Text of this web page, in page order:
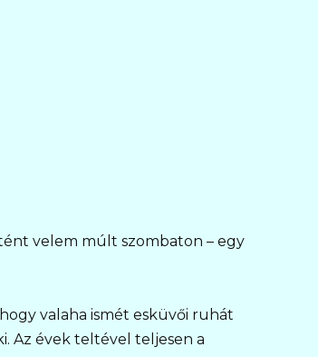
velem múlt szombaton – egy
valaha ismét esküvői ruhát
Az évek teltével teljesen a